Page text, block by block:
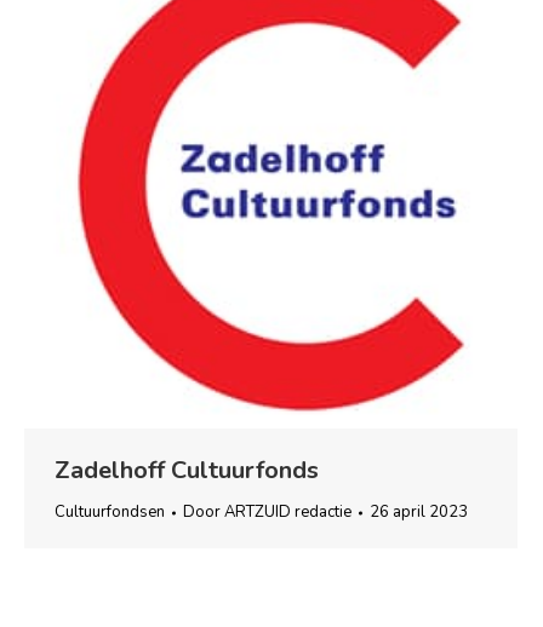
Zadelhoff Cultuurfonds
Cultuurfondsen DoorARTZUID redactie 26 april 2023